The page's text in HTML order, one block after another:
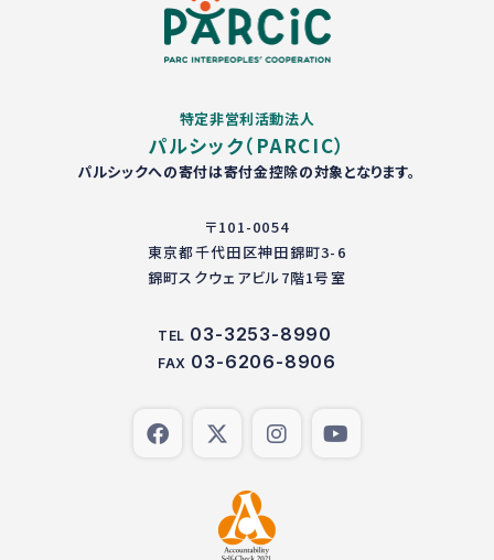
特定非営利活動法人
パルシック（PARCIC）
パルシックへの寄付は寄付金控除の対象となります。
〒101-0054
東京都千代田区神田錦町3-6
錦町スクウェアビル7階1号室
TEL 03-3253-8990
FAX 03-6206-8906